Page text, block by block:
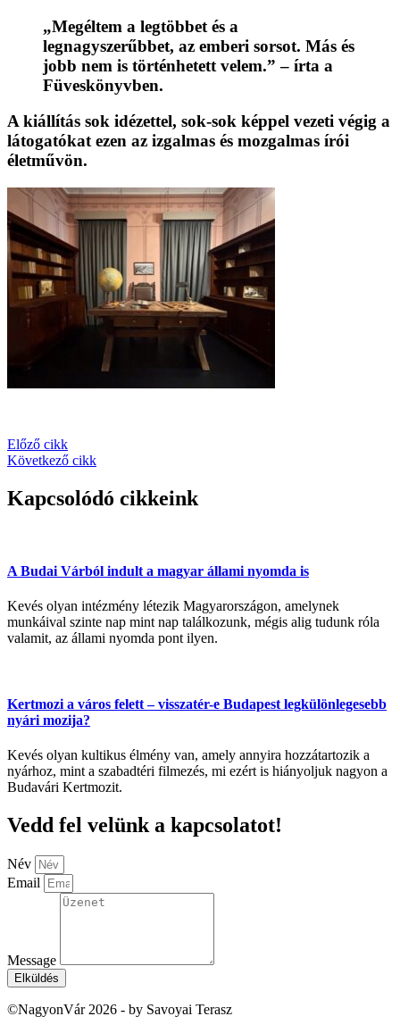
„Megéltem a legtöbbet és a
legnagyszerűbbet, az emberi sorsot. Más és
jobb nem is történhetett velem.” – írta a
Füveskönyvben.
A kiállítás sok idézettel, sok-sok képpel vezeti végig a
látogatókat ezen az izgalmas és mozgalmas írói
életművön.
Előző cikk
Következő cikk
Kapcsolódó cikkeink
A Budai Várból indult a magyar állami nyomda is
Kevés olyan intézmény létezik Magyarországon, amelynek
munkáival szinte nap mint nap találkozunk, mégis alig tudunk róla
valamit, az állami nyomda pont ilyen.
Kertmozi a város felett – visszatér-e Budapest legkülönlegesebb
nyári mozija?
Kevés olyan kultikus élmény van, amely annyira hozzátartozik a
nyárhoz, mint a szabadtéri filmezés, mi ezért is hiányoljuk nagyon a
Budavári Kertmozit.
Vedd fel velünk a kapcsolatot!
Név
Email
Message
Elküldés
©NagyonVár 2026 - by Savoyai Terasz